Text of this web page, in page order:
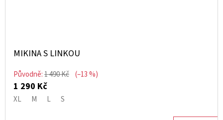
MIKINA S LINKOU
Původně:1 490 Kč (–13 %)
1 290 Kč
XL M L S